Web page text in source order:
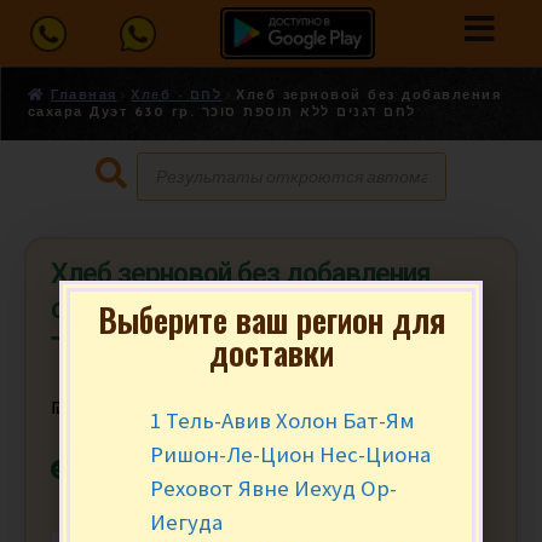
Главная Хлеб - לחם
Хлеб зерновой без добавления
сахара Дуэт 630 гр. לחם דגנים ללא תוספת סוכר
Хлеб зерновой без добавления
сахара Дуэт 630 гр. לחם דגנים ללא
תוספת סוכר
₪ 16.90 за шт.
В наличии
Выберите ваш регион для
доставки
1 Тель-Авив Холон Бат-Ям
Ришон-Ле-Цион Нес-Циона
Реховот Явне Иехуд Ор-
Иегуда